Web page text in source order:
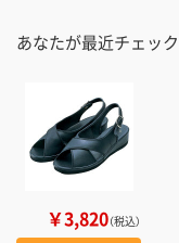
あなたが最近チェッ
￥3,820（税込）